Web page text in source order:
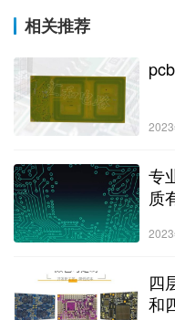
相关推荐
专
质
四
和